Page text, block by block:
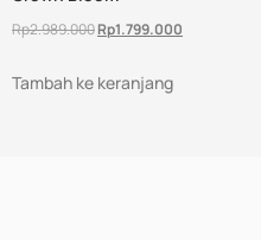
Rp2.989.000Rp1.799.000
Tambah ke keranjang